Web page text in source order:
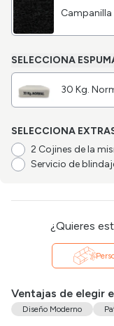
Campanilla
SELECCIONA
30 Kg.
SELECCIONA
2 Cojines de la
Servicio de
¿Quieres
Ventajas de elegir
Diseño Moderno